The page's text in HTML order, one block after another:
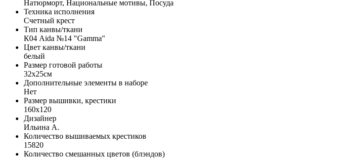
Натюрморт, Национальные мотивы, Посуда
Техника исполнения
Счетный крест
Тип канвы/ткани
К04 Aida №14 "Gamma"
Цвет канвы/ткани
белый
Размер готовой работы
32x25см
Дополнительные элементы в наборе
Нет
Размер вышивки, крестики
160x120
Дизайнер
Ильина А.
Количество вышиваемых крестиков
15820
Количество смешанных цветов (блэндов)